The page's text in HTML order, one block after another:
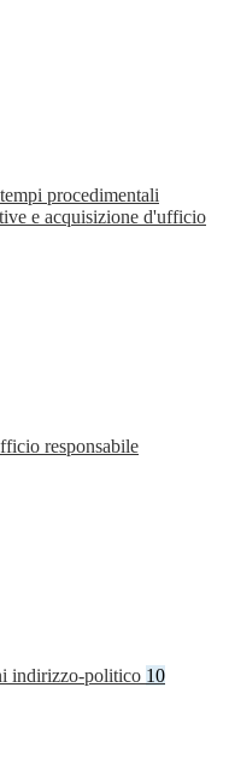
procedimentali
e acquisizione d'ufficio
responsabile
indirizzo-politico 10